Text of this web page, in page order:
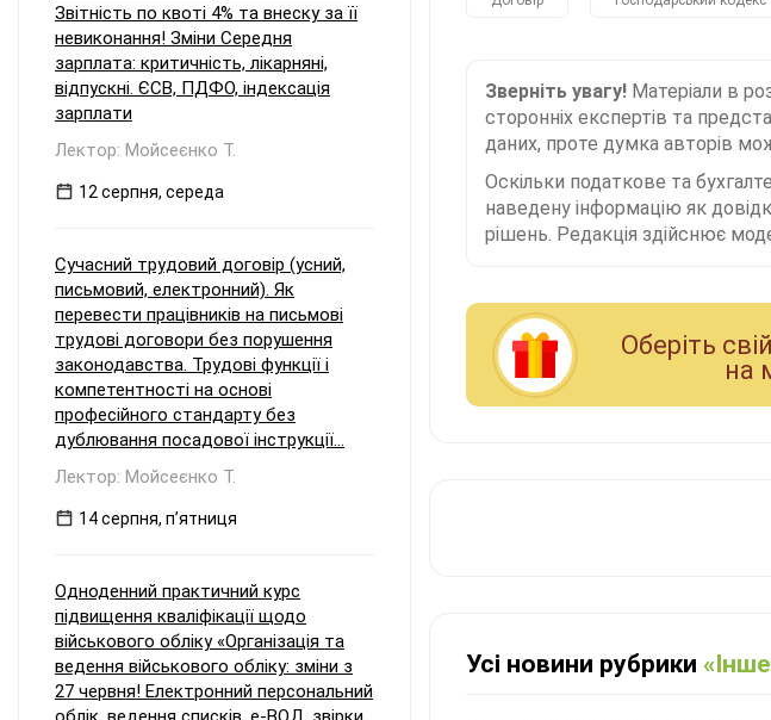
Зверніть увагу! Матеріали в
сторонніх експертів та
даних, проте думка авторів
Оскільки податкове та
наведену інформацію як
рішень. Редакція здійснює
Оберiть
на
Усі новини рубрики
Звітність по квоті 4% та внеску за її
невиконання! Зміни Середня
зарплата: критичність, лікарняні,
відпускні. ЄСВ, ПДФО, індексація
зарплати
Лектор: Мойсеєнко Т.
12 серпня, середа
Сучасний трудовий договір (усний,
письмовий, електронний). Як
перевести працівників на письмові
трудові договори без порушення
законодавства. Трудові функції і
компетентності на основі
професійного стандарту без
дублювання посадової інструкції...
Лектор: Мойсеєнко Т.
14 серпня, пʼятниця
Одноденний практичний курс
підвищення кваліфікації щодо
військового обліку «Організація та
ведення військового обліку: зміни з
27 червня! Електронний персональний